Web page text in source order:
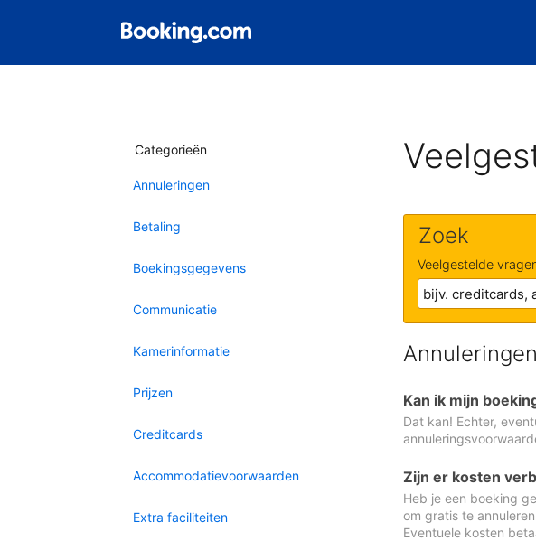
Categorieën
Annuleringen
Betaling
Boekingsgegevens
Communicatie
Kamerinformatie
Prijzen
Creditcards
Accommodatievoorwaarden
Extra faciliteiten
Zoek
Veelgestelde
Annuleringen
Kan ik mijn
Dat kan! Echter,
Zijn er kosten
Heb je een boeking
om gratis te
Eventuele kosten